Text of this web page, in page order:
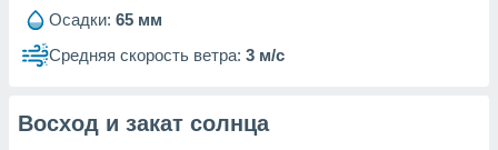
на
для
Осадки: 65 мм
Средняя скорость ветра: 3 м/с
Восход и закат солнца